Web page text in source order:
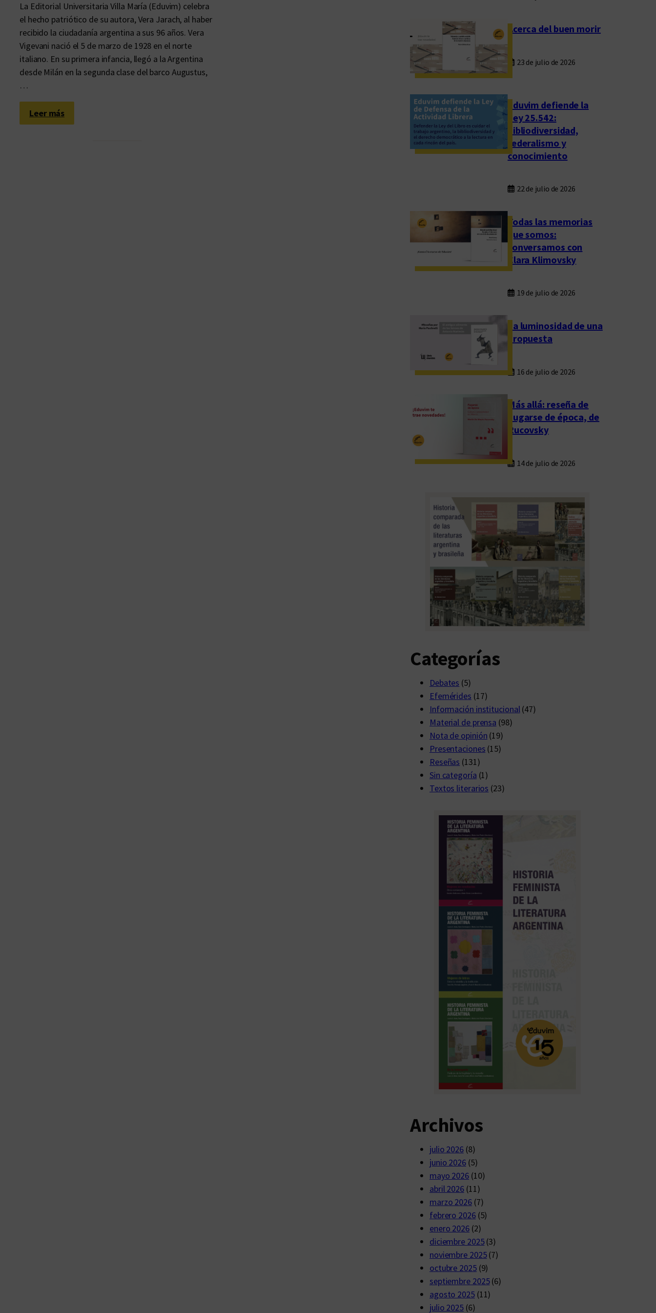
La Editorial Universitaria Villa María (Eduvim) celebra
el hecho patriótico de su autora, Vera Jarach, al haber
recibido la ciudadanía argentina a sus 96 años. Vera
Vigevani nació el 5 de marzo de 1928 en el norte
italiano. En su primera infancia, llegó a la Argentina
desde Milán en la segunda clase del barco Augustus,
…
Leer más:
¿
Acerca del buen morir
23 de julio de 2026
Eduvim defiende la
Ley 25.542:
bibliodiversidad,
federalismo y
conocimiento
22 de julio de 2026
Todas las memorias
que somos:
conversamos con
Clara Klimovsky
19 de julio de 2026
La luminosidad de una
propuesta
16 de julio de 2026
Más allá: reseña de
Fugarse de época, de
Rucovsky
14 de julio de 2026
Categorías
Debates (5)
Efemérides (17)
Información institucional(47)
Material de prensa (98)
Nota de opinión (19)
Presentaciones (15)
Reseñas (131)
Sin categoría (1)
Textos literarios (23)
Archivos
julio 2026(8)
junio 2026(5)
mayo 2026 (10)
abril 2026(11)
marzo 2026(7)
febrero 2026(5)
enero 2026(2)
diciembre 2025(3)
noviembre 2025(7)
octubre 2025(9)
septiembre 2025(6)
agosto 2025(11)
julio 2025(6)